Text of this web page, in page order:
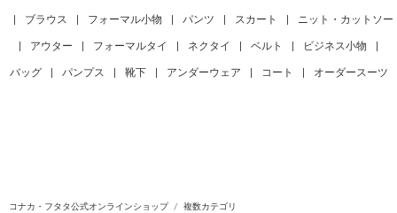
ブラウス フォーマル小物 パンツ スカート ニット・カットソー
アウター フォーマルタイ ネクタイ ベルト ビジネス小物
バッグ パンプス 靴下 アンダーウェア コート オーダースーツ
コナカ・フタタ公式オンラインショップ 複数カテゴリ